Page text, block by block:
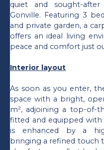
quiet and sought-after
Gonville. Featuring 3
and private garden, a
offers an ideal living
peace and comfort just
Interior layout
As soon as you enter,
space with a bright,
m², adjoining a top-of-
fitted and equipped with
is enhanced by a
bringing a refined touch